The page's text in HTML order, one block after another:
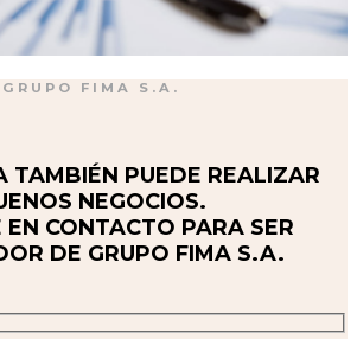
GRUPO FIMA S.A.
TAMBIÉN PUEDE REALIZAR
NEGOCIOS.
EN CONTACTO PARA SER
DE GRUPO FIMA S.A.